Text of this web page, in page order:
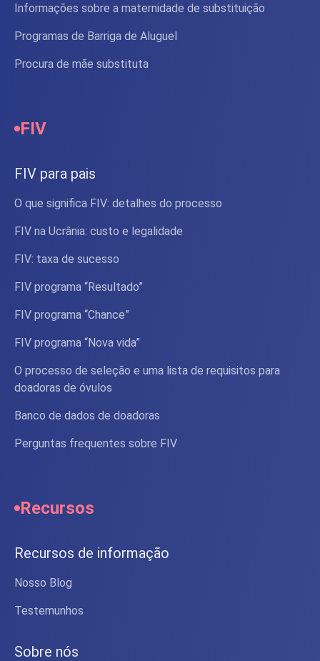
Informações sobre a maternidade de substituição
Programas de Barriga de Aluguel
Procura de mãe substituta
FIV
FIV para pais
O que significa FIV: detalhes do processo
FIV na Ucrânia: custo e legalidade
FIV: taxa de sucesso
FIV programa “Resultado”
FIV programa “Chance”
FIV programa “Nova vida”
O processo de seleção e uma lista de requisitos para
doadoras de óvulos
Banco de dados de doadoras
Perguntas frequentes sobre FIV
Recursos
Recursos de informação
Nosso Blog
Testemunhos
Sobre nós